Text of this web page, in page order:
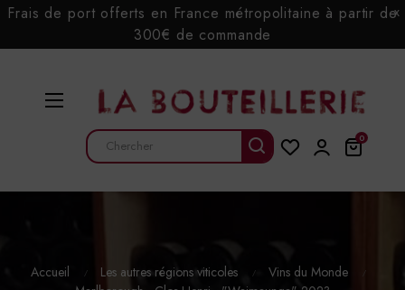
Frais de port offerts en France métropolitaine à partir de
300€ de commande
x
Basculer
navigation
☰
0
Accueil Les autres régions viticoles
Vins du Monde